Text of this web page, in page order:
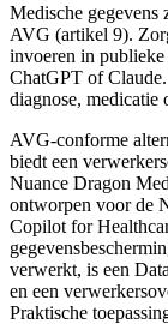
Medische gegevens
AVG (artikel 9).
invoeren in publieke
ChatGPT of
diagnose, medicatie
AVG-conforme
biedt een
Nuance Dragon
ontworpen voor de
Copilot for
verwerkt, is een
en een
Praktische